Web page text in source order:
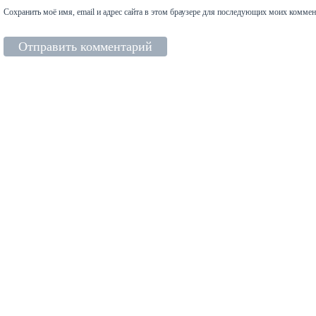
Сохранить моё имя, email и адрес сайта в этом браузере для последующих моих